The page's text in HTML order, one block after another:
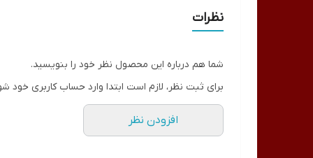
نظرات
شما هم درباره این محصول نظر خود را بنویسید.
برای ثبت نظر، لازم است ابتدا وارد حساب کاربری خود
افزودن نظر